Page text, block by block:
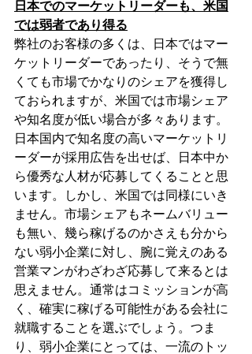
日本でのマーケットリーダーも、米国
では弱者であり得る
弊社のお客様の多くは、日本ではマー
ケットリーダーであったり、そうで無
くても市場でかなりのシェアを獲得し
ておられますが、米国では市場シェア
や知名度が低い場合が多々あります。
日本国内で知名度の高いマーケットリ
ーダーが採用広告を出せば、日本中か
ら優秀な人材が応募してくることと思
います。しかし、米国では同様にいき
ません。市場シェアもネームバリュー
も無い、幾ら稼げるのかさえも分から
ない弱小企業に対し、腕に覚えのある
営業マンがわざわざ応募して来るとは
思えません。通常はコミッションが高
く、確実に稼げる可能性がある会社に
就職することを選ぶでしょう。つま
り、弱小企業にとっては、一流のトッ